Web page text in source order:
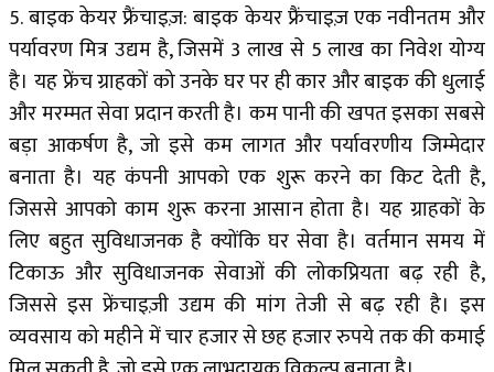
5. बाइक केयर फ्रैंचाइज़: बाइक केयर फ्रैंचाइज़ एक नवीनतम और
पर्यावरण मित्र उद्यम है, जिसमें ₹3 लाख से ₹5 लाख का निवेश योग्य
है। यह फ्रेंच ग्राहकों को उनके घर पर ही कार और बाइक की धुलाई
और मरम्मत सेवा प्रदान करती है। कम पानी की खपत इसका सबसे
बड़ा आकर्षण है, जो इसे कम लागत और पर्यावरणीय जिम्मेदार
बनाता है। यह कंपनी आपको एक शुरू करने का किट देती है,
जिससे आपको काम शुरू करना आसान होता है। यह ग्राहकों के
लिए बहुत सुविधाजनक है क्योंकि घर सेवा है। वर्तमान समय में
टिकाऊ और सुविधाजनक सेवाओं की लोकप्रियता बढ़ रही है,
जिससे इस फ्रेंचाइज़ी उद्यम की मांग तेजी से बढ़ रही है। इस
व्यवसाय को महीने में चार हजार से छह हजार रुपये तक की कमाई